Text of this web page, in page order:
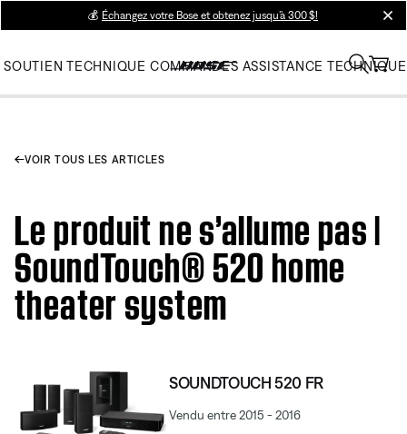
💰 Échangez votre Bose et obtenez jusqu’à 300 $!
SOUTIEN TECHNIQUE COMMANDES ASSISTANCE TECHNIQUE
VOIR TOUS LES ARTICLES
Le produit ne s’allume pas |
SoundTouch® 520 home
theater system
SOUNDTOUCH 520 FR
Vendu entre 2015 - 2016